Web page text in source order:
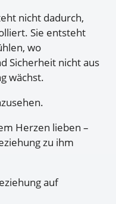
nicht dadurch,
Sie entsteht
wo
Sicherheit nicht aus
wächst.
Herzen lieben –
zu ihm
auf